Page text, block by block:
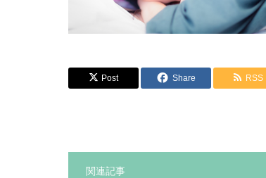
Post Share RSS
関連記事